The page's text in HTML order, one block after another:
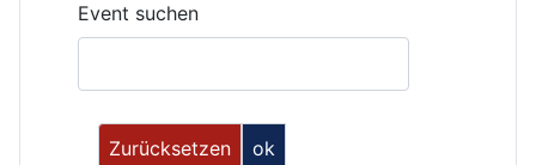
Event suchen